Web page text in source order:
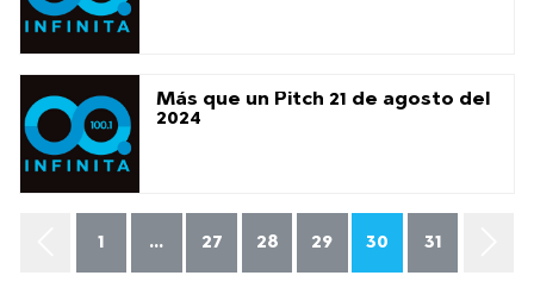
Más que un Pitch 21 de agosto del
2024
1 ... 27 28 29 30 31